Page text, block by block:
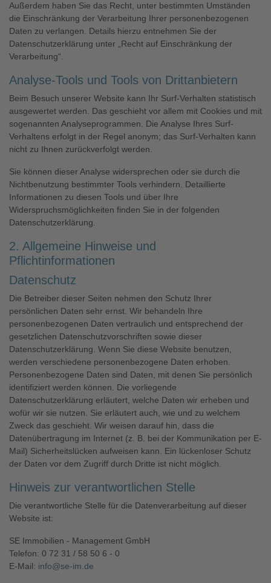
Außerdem haben Sie das Recht, unter bestimmten Umständen
die Einschränkung der Verarbeitung Ihrer personenbezogenen
Daten zu verlangen. Details hierzu entnehmen Sie der
Datenschutzerklärung unter „Recht auf Einschränkung der
Verarbeitung“.
Analyse-Tools und Tools von Drittanbietern
Beim Besuch unserer Website kann Ihr Surf-Verhalten statistisch
ausgewertet werden. Das geschieht vor allem mit Cookies und mit
sogenannten Analyseprogrammen. Die Analyse Ihres Surf-
Verhaltens erfolgt in der Regel anonym; das Surf-Verhalten kann
nicht zu Ihnen zurückverfolgt werden.
Sie können dieser Analyse widersprechen oder sie durch die
Nichtbenutzung bestimmter Tools verhindern. Detaillierte
Informationen zu diesen Tools und über Ihre
Widerspruchsmöglichkeiten finden Sie in der folgenden
Datenschutzerklärung.
2. Allgemeine Hinweise und
Pflichtinformationen
Datenschutz
Die Betreiber dieser Seiten nehmen den Schutz Ihrer
persönlichen Daten sehr ernst. Wir behandeln Ihre
personenbezogenen Daten vertraulich und entsprechend der
gesetzlichen Datenschutzvorschriften sowie dieser
Datenschutzerklärung. Wenn Sie diese Website benutzen,
werden verschiedene personenbezogene Daten erhoben.
Personenbezogene Daten sind Daten, mit denen Sie persönlich
identifiziert werden können. Die vorliegende
Datenschutzerklärung erläutert, welche Daten wir erheben und
wofür wir sie nutzen. Sie erläutert auch, wie und zu welchem
Zweck das geschieht. Wir weisen darauf hin, dass die
Datenübertragung im Internet (z. B. bei der Kommunikation per E-
Mail) Sicherheitslücken aufweisen kann. Ein lückenloser Schutz
der Daten vor dem Zugriff durch Dritte ist nicht möglich.
Hinweis zur verantwortlichen Stelle
Die verantwortliche Stelle für die Datenverarbeitung auf dieser
Website ist:
SE Immobilien - Management GmbH
Telefon: 0 72 31 / 58 50 6 - 0
E-Mail: info@se-im.de